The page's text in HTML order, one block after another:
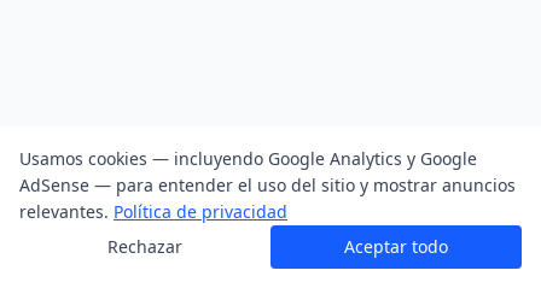
Usamos cookies — incluyendo Google Analytics y Google
AdSense — para entender el uso del sitio y mostrar anuncios
relevantes. Política de privacidad
Rechazar
Aceptar todo